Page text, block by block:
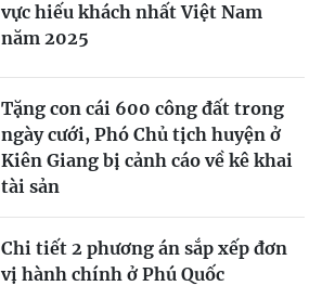
vực hiếu khách nhất Việt Nam
năm 2025
Tặng con cái 600 công đất trong
ngày cưới, Phó Chủ tịch huyện ở
Kiên Giang bị cảnh cáo về kê khai
tài sản
Chi tiết 2 phương án sắp xếp đơn
vị hành chính ở Phú Quốc